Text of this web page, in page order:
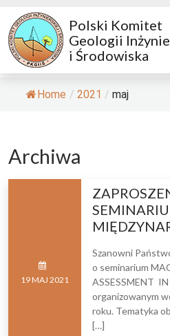
Polski Komitet
Geologii
i Środowiska
Home / 2021 / maj
Archiwa
19MAJ2021
Szanowni
o seminarium
ASSESSMENT
organizowanym
roku. Tematyka
[…]